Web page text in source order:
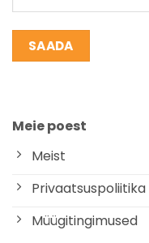
Meie poest
Meist
Privaatsuspoliitika
Müügitingimused